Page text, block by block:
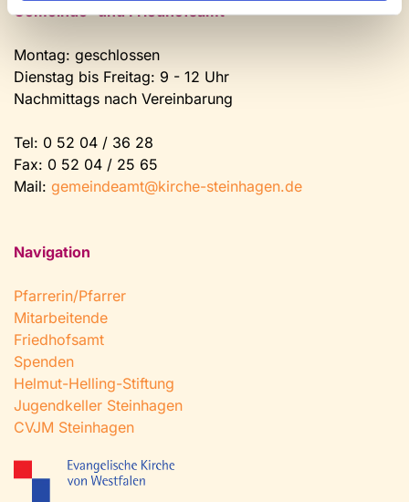
Gemeinde- und Friedhofsamt
Montag: geschlossen
Dienstag bis Freitag: 9 - 12 Uhr
Nachmittags nach Vereinbarung
Tel: 0 52 04 / 36 28
Fax: 0 52 04 / 25 65
Mail: gemeindeamt@kirche-steinhagen.de
Navigation
Pfarrerin/Pfarrer
Mitarbeitende
Friedhofsamt
Spenden
Helmut-Helling-Stiftung
Jugendkeller Steinhagen
CVJM Steinhagen